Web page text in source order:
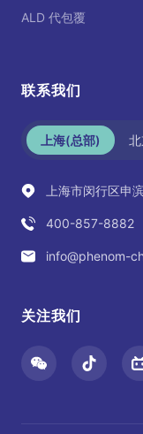
ALD 代包覆
联系我们
上海(总部)
上海市闵行区申
400-857-8882
info@phenom-
关注我们